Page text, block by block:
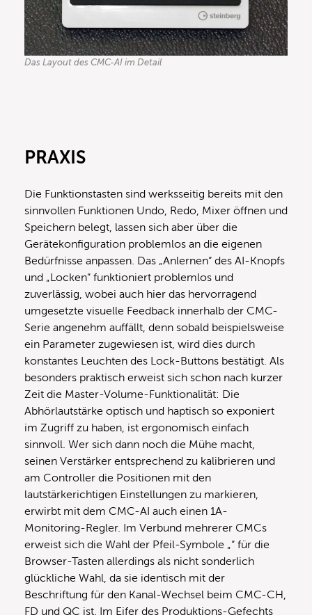
Das Layout des CMC-AI im Detail
PRAXIS
Die Funktionstasten sind werksseitig bereits mit den
sinnvollen Funktionen Undo, Redo, Mixer öffnen und
Speichern belegt, lassen sich aber über die
Gerätekonfiguration problemlos an die eigenen
Bedürfnisse anpassen. Das „Anlernen“ des AI-Knopfs
und „Locken“ funktioniert problemlos und
zuverlässig, wobei auch hier das hervorragend
umgesetzte visuelle Feedback innerhalb der CMC-
Serie angenehm auffällt, denn sobald beispielsweise
ein Parameter zugewiesen ist, wird dies durch
konstantes Leuchten des Lock-Buttons bestätigt. Als
besonders praktisch erweist sich schon nach kurzer
Zeit die Master-Volume-Funktionalität: Die
Abhörlautstärke optisch und haptisch so exponiert
im Zugriff zu haben, ist ergonomisch einfach
sinnvoll. Wer sich dann noch die Mühe macht,
seinen Verstärker entsprechend zu kalibrieren und
am Controller die Positionen mit den
lautstärkerichtigen Einstellungen zu markieren,
erwirbt mit dem CMC-AI auch einen 1A-
Monitoring-Regler. Im Verbund mehrerer CMCs
erweist sich die Wahl der Pfeil-Symbole „“ für die
Browser-Tasten allerdings als nicht sonderlich
glückliche Wahl, da sie identisch mit der
Beschriftung für den Kanal-Wechsel beim CMC-CH,
FD und QC ist. Im Eifer des Produktions-Gefechts